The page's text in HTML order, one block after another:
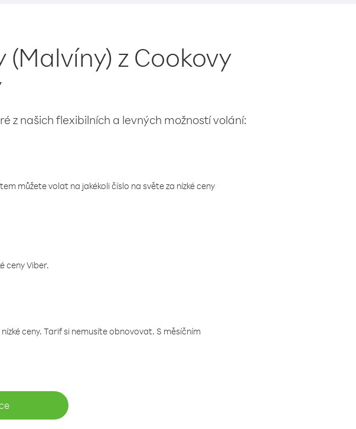
z Cookovy
z našich flexibilních a levných možností volání:
můžete volat na jakékoli číslo na světe za nízké ceny
ceny Viber.
ceny. Tarif si nemusíte obnovovat. S měsíčním